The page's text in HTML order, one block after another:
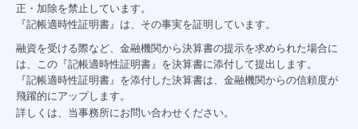
応募フォーム
正・加除を禁止しています。
『記帳適時性証明書』は、その事実を証明しています。
融資を受ける際など、金融機関から決算書の提示を求められた場合に
は、この『記帳適時性証明書』を決算書に添付して提出します。
『記帳適時性証明書』を添付した決算書は、金融機関からの信頼度が
飛躍的にアップします。
詳しくは、当事務所にお問い合わせください。